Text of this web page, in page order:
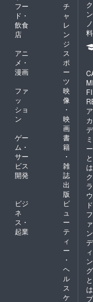
フー
ド・
飲食
店
チ
ャ
レ
ン
ジ
アニ
メ・
漫画
ス
ポ
ー
ツ
ファ
ッ
ショ
ン
映
像
・
映
画
ゲー
ム・
サー
ビス
開発
書
籍
・
雑
誌
出
版
ビジ
ネ
ス・
起業
ビ
ュ
ー
テ
ィ
ー
・
ヘ
ル
ス
ケ
FI
ア
カ
デ
ミ
ー
と
は
ク
ラ
ウ
ド
フ
ァ
ン
デ
ィ
ン
グ
と
は
プ